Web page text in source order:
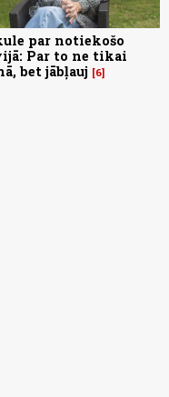
par notiekošo
Par to ne tikai
bet jābļauj
6